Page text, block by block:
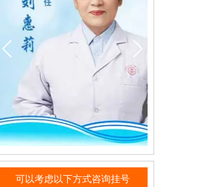
可以考虑以下方式咨询挂号